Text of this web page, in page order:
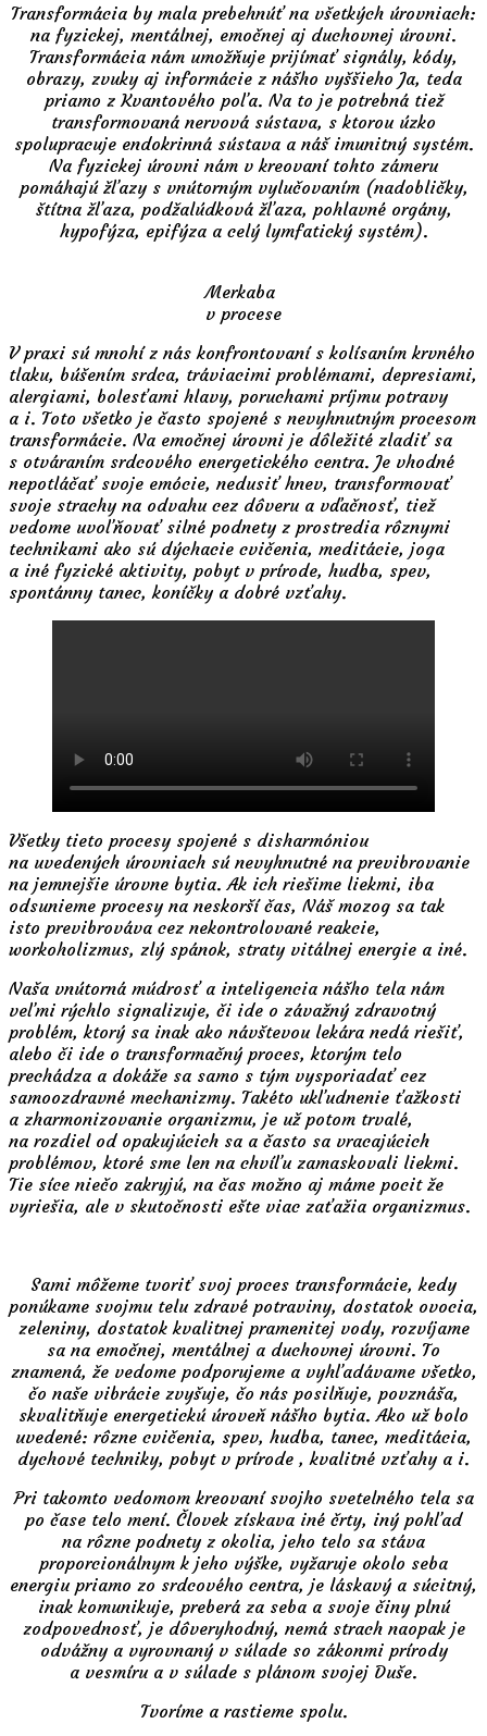
Transformácia by mala prebehnúť na všetkých úrovniach:
na fyzickej, mentálnej, emočnej aj duchovnej úrovni.
Transformácia nám umožňuje prijímať signály, kódy,
obrazy, zvuky aj informácie z nášho vyššieho Ja, teda
priamo z Kvantového poľa. Na to je potrebná tiež
transformovaná nervová sústava, s ktorou úzko
spolupracuje endokrinná sústava a náš imunitný systém.
Na fyzickej úrovni nám v kreovaní tohto zámeru
pomáhajú žľazy s vnútorným vylučovaním (nadobličky,
štítna žľaza, podžalúdková žľaza, pohlavné orgány,
hypofýza, epifýza a celý lymfatický systém).
Merkaba
v procese
V praxi sú mnohí z nás konfrontovaní s kolísaním krvného
tlaku, búšením srdca, tráviacimi problémami, depresiami,
alergiami, bolesťami hlavy, poruchami príjmu potravy
a i. Toto všetko je často spojené s nevyhnutným procesom
transformácie. Na emočnej úrovni je dôležité zladiť sa
s otváraním srdcového energetického centra. Je vhodné
nepotláčať svoje emócie, nedusiť hnev, transformovať
svoje strachy na odvahu cez dôveru a vďačnosť, tiež
vedome uvoľňovať silné podnety z prostredia rôznymi
technikami ako sú dýchacie cvičenia, meditácie, joga
a iné fyzické aktivity, pobyt v prírode, hudba, spev,
spontánny tanec, koníčky a dobré vzťahy.
Všetky tieto procesy spojené s disharmóniou
na uvedených úrovniach sú nevyhnutné na previbrovanie
na jemnejšie úrovne bytia. Ak ich riešime liekmi, iba
odsunieme procesy na neskorší čas, Náš mozog sa tak
isto previbrováva cez nekontrolované reakcie,
workoholizmus, zlý spánok, straty vitálnej energie a iné.
Naša vnútorná múdrosť a inteligencia nášho tela nám
veľmi rýchlo signalizuje, či ide o závažný zdravotný
problém, ktorý sa inak ako návštevou lekára nedá riešiť,
alebo či ide o transformačný proces, ktorým telo
prechádza a dokáže sa samo s tým vysporiadať cez
samoozdravné mechanizmy. Takéto ukľudnenie ťažkosti
a zharmonizovanie organizmu, je už potom trvalé,
na rozdiel od opakujúcich sa a často sa vracajúcich
problémov, ktoré sme len na chvíľu zamaskovali liekmi.
Tie síce niečo zakryjú, na čas možno aj máme pocit že
vyriešia, ale v skutočnosti ešte viac zaťažia organizmus.
Sami môžeme tvoriť svoj proces transformácie, kedy
ponúkame svojmu telu zdravé potraviny, dostatok ovocia,
zeleniny, dostatok kvalitnej pramenitej vody, rozvíjame
sa na emočnej, mentálnej a duchovnej úrovni. To
znamená, že vedome podporujeme a vyhľadávame všetko,
čo naše vibrácie zvyšuje, čo nás posilňuje, povznáša,
skvalitňuje energetickú úroveň nášho bytia. Ako už bolo
uvedené: rôzne cvičenia, spev, hudba, tanec, meditácia,
dychové techniky, pobyt v prírode , kvalitné vzťahy a i.
Pri takomto vedomom kreovaní svojho svetelného tela sa
po čase telo mení. Človek získava iné črty, iný pohľad
na rôzne podnety z okolia, jeho telo sa stáva
proporcionálnym k jeho výške, vyžaruje okolo seba
energiu priamo zo srdcového centra, je láskavý a súcitný,
inak komunikuje, preberá za seba a svoje činy plnú
zodpovednosť, je dôveryhodný, nemá strach naopak je
odvážny a vyrovnaný v súlade so zákonmi prírody
a vesmíru a v súlade s plánom svojej Duše.
Tvoríme a rastieme spolu.